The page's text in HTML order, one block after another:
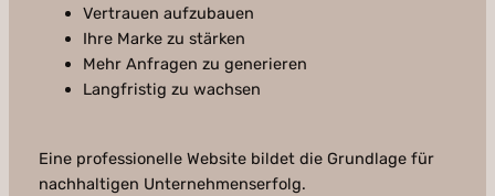
Vertrauen aufzubauen
Ihre Marke zu stärken
Mehr Anfragen zu generieren
Langfristig zu wachsen
Eine professionelle Website bildet die Grundlage für
nachhaltigen Unternehmenserfolg.